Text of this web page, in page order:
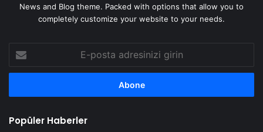
News and Blog theme. Packed with options that allow you to
completely customize your website to your needs.
posta
adresinizi
Popüler Haberler